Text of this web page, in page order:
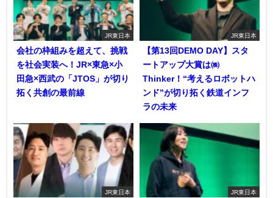
JR東日本
会社の枠組みを超えて、挑戦
を社会実装へ！JR×東急×小
田急×西武の「JTOS」が切り
拓く共創の最前線
JR東日本
【第13回DEMO DAY】スタ
ートアップ大賞は㈱
Thinker！“考えるロボットハ
ンド”が切り拓く鉄道インフ
ラの未来
JR東日本 JR東日本